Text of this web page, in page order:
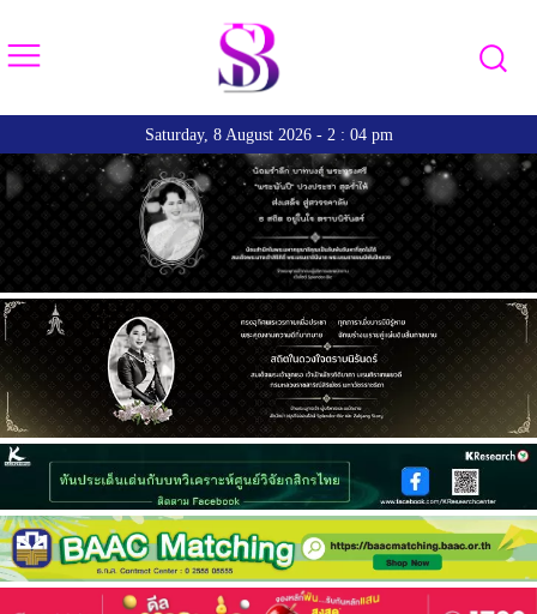
Saturday, 8 August 2026 - 2 : 04 pm